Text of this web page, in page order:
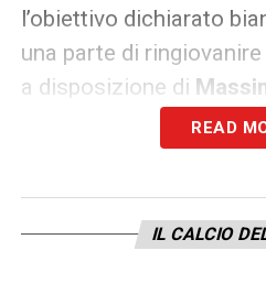
l’obiettivo dichiarato
una parte di
a disposizione di
acquisti di talento, ma
europeo, dall’altra di
Cristiano
READ
IL CALCIO